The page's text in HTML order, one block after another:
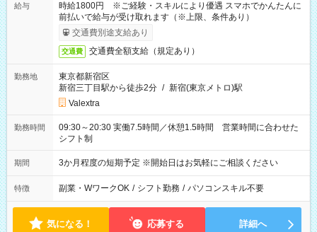
給与
時給1800円 ※ご経験・スキルにより優遇 スマホでかんたんに
前払いで給与が受け取れます（※上限、条件あり）
交通費別途支給あり
交通費 交通費全額支給（規定あり）
勤務地
東京都新宿区
新宿三丁目駅から徒歩2分 / 新宿(東京メトロ)駅
Valextra
勤務時間
09:30～20:30 実働7.5時間／休憩1.5時間 営業時間に合わせた
シフト制
期間 3か月程度の短期予定 ※開始日はお気軽にご相談ください
特徴 副業・WワークOK / シフト勤務 / パソコンスキル不要
気になる！ 応募する 詳細へ